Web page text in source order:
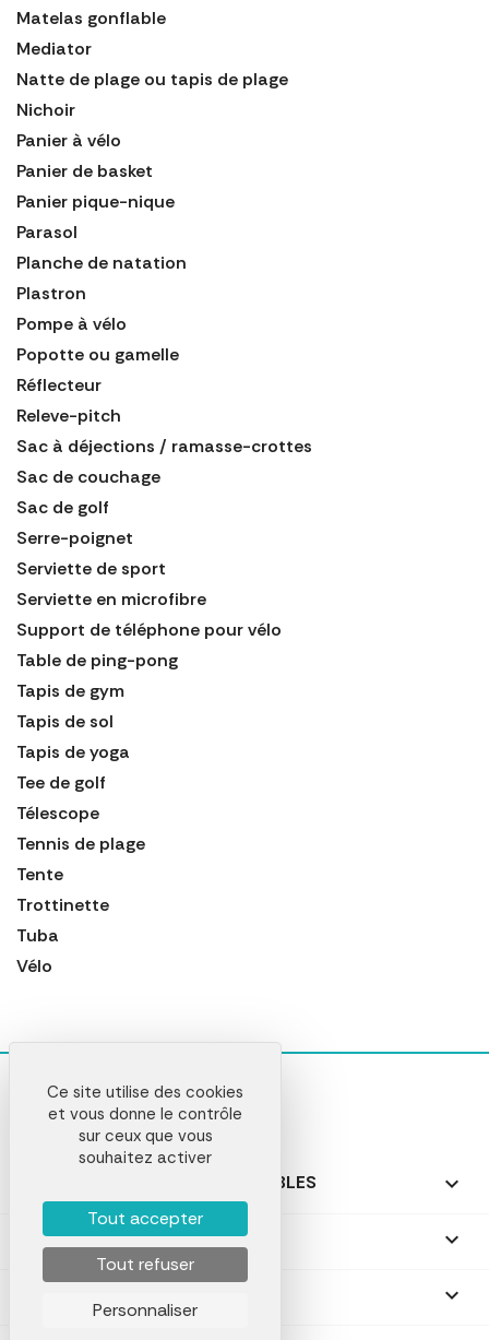
Matelas gonflable
Mediator
Natte de plage ou tapis de plage
Nichoir
Panier à vélo
Panier de basket
Panier pique-nique
Parasol
Planche de natation
Plastron
Pompe à vélo
Popotte ou gamelle
Réflecteur
Releve-pitch
Sac à déjections / ramasse-crottes
Sac de couchage
Sac de golf
Serre-poignet
Serviette de sport
Serviette en microfibre
Support de téléphone pour vélo
Table de ping-pong
Tapis de gym
Tapis de sol
Tapis de yoga
Tee de golf
Télescope
Tennis de plage
Tente
Trottinette
Tuba
Vélo
NOS PRODUITS PERSONNALISABLES 
NOS CADEAUX PERSONNALISÉS 

Ce site utilise des cookies
et vous donne le contrôle
sur ceux que vous
souhaitez activer
Tout accepter
Tout refuser
Personnaliser